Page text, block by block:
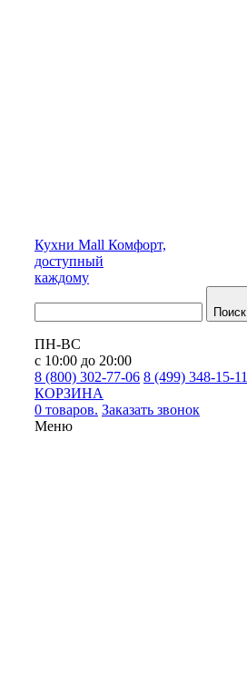
Кухни Mall Комфорт,
доступный
каждому
Поиск
ПН-ВС
с 10:00 до 20:00
8 (800) 302-77-06 8 (499) 348-15-11
КОРЗИНА
0 товаров. Заказать звонок
Меню